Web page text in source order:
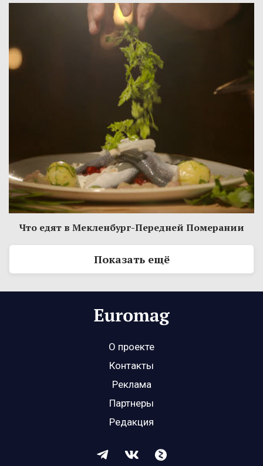
Что едят в Мекленбург-Передней Померании
Показать ещё
О проекте
Контакты
Реклама
Партнеры
Редакция